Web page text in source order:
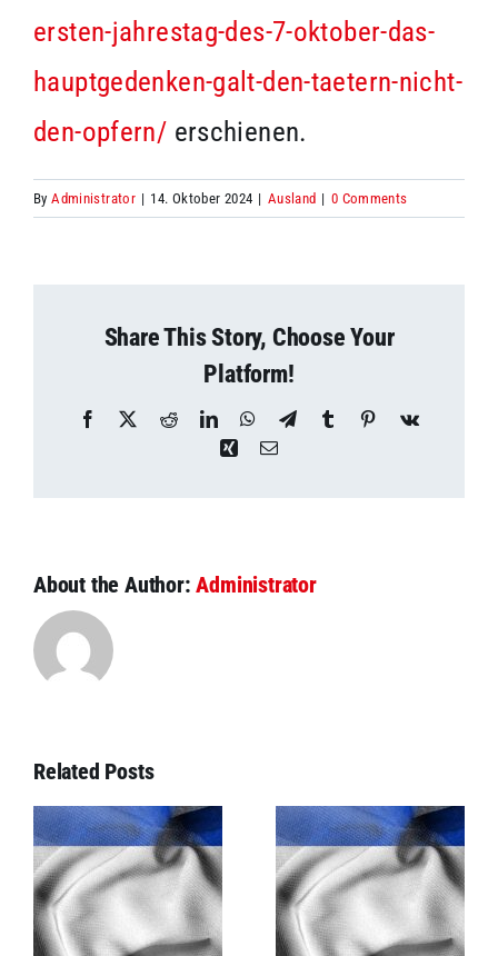
ersten-jahrestag-des-7-oktober-das-
hauptgedenken-galt-den-taetern-nicht-
den-opfern/ erschienen.
ByAdministrator | 14. Oktober 2024 | Ausland | 0 Comments
Share This Story, Choose Your
Platform!
Facebook RedditLinkedInWhatsApp
TelegramTumblr Pinterest
Vk
XingEmail
About the Author:Administrator
Related Posts
Mercosur